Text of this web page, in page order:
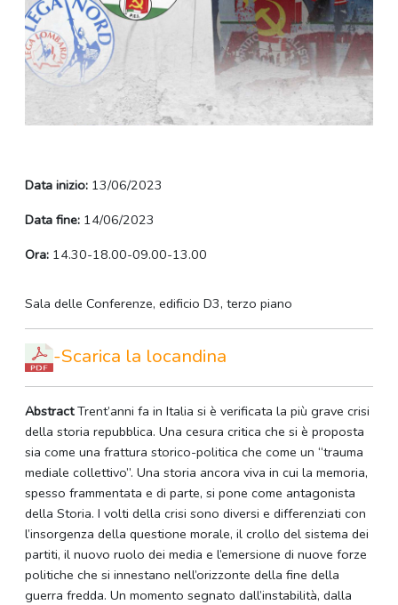
Data inizio: 13/06/2023
Data fine: 14/06/2023
Ora: 14.30-18.00-09.00-13.00
Sala delle Conferenze, edificio D3, terzo piano
-Scarica la locandina
AbstractTrent’anni fa in Italia si è verificata la più grave crisi
della storia repubblica. Una cesura critica che si è proposta
sia come una frattura storico-politica che come un “trauma
mediale collettivo”. Una storia ancora viva in cui la memoria,
spesso frammentata e di parte, si pone come antagonista
della Storia. I volti della crisi sono diversi e differenziati con
l’insorgenza della questione morale, il crollo del sistema dei
partiti, il nuovo ruolo dei media e l’emersione di nuove forze
politiche che si innestano nell’orizzonte della fine della
guerra fredda. Un momento segnato dall’instabilità, dalla